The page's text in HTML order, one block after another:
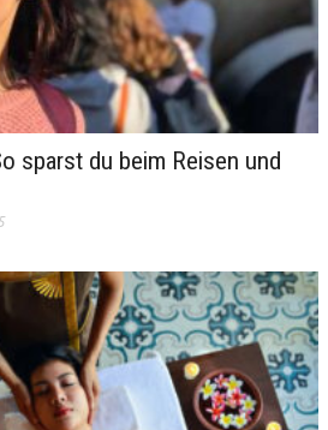
sparst du beim Reisen und